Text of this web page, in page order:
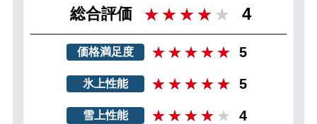
総合評価 4
価格満足度 5
氷上性能 5
雪上性能 4